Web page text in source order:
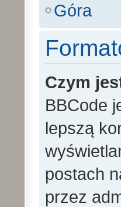
Góra
Czym
BBCode
lepszą
postach
przez